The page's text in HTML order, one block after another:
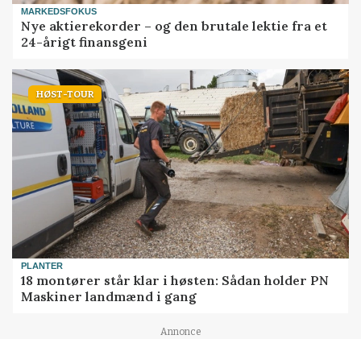
MARKEDSFOKUS
Nye aktierekorder – og den brutale lektie fra et
24-årigt finansgeni
HØST-TOUR
PLANTER
18 montører står klar i høsten: Sådan holder PN
Maskiner landmænd i gang
Annonce